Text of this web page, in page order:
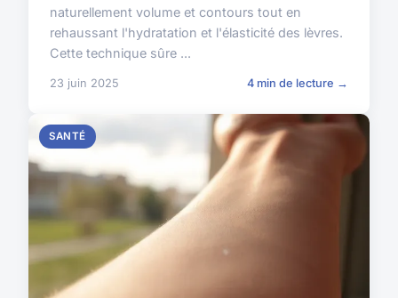
naturellement volume et contours tout en
rehaussant l'hydratation et l'élasticité des lèvres.
Cette technique sûre ...
23 juin 2025 4 min de lecture →
SANTÉ